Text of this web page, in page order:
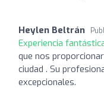
Heylen Beltrán
Experiencia
que nos
ciudad . Su
excepcionales.